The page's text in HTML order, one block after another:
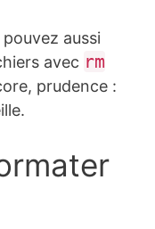
aussi
avec rm
prudence :